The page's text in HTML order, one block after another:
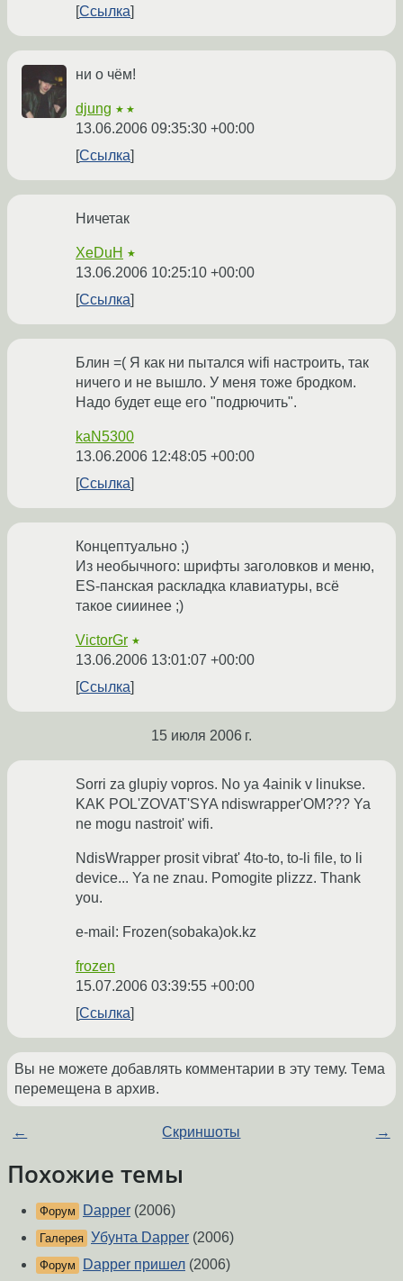
Ссылка
ни о чём!
djung ★★
13.06.2006 09:35:30 +00:00
Ссылка
Ничетак
XeDuH ★
13.06.2006 10:25:10 +00:00
Ссылка
Блин =( Я как ни пытался wifi настроить, так
ничего и не вышло. У меня тоже бродком.
Надо будет еще его "подрючить".
kaN5300
13.06.2006 12:48:05 +00:00
Ссылка
Концептуально ;)
Из необычного: шрифты заголовков и меню,
ES-панская раскладка клавиатуры, всё
такое сииинее ;)
VictorGr ★
13.06.2006 13:01:07 +00:00
Ссылка
15 июля 2006 г.
Sorri za glupiy vopros. No ya 4ainik v linukse.
KAK POL'ZOVAT'SYA ndiswrapper'OM??? Ya
ne mogu nastroit' wifi.
NdisWrapper prosit vibrat' 4to-to, to-li file, to li
device... Ya ne znau. Pomogite plizzz. Thank
you.
e-mail: Frozen(sobaka)ok.kz
frozen
15.07.2006 03:39:55 +00:00
Ссылка
Вы не можете добавлять комментарии в эту тему. Тема
перемещена в архив.
← Скриншоты →
Похожие темы
Форум Dapper (2006)
Галерея Убунта Dapper (2006)
Форум Dapper пришел (2006)